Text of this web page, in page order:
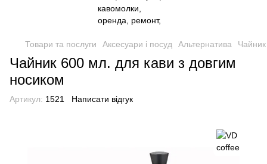
Товари та послуги Аксесуари і посуд Альтернатива
Чайник 600 мл. для кави з довгим
носиком
Артикул: 1521 Написати відгук